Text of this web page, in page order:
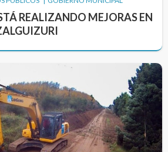
REALIZANDO MEJORAS EN